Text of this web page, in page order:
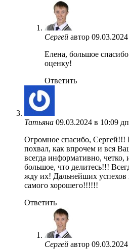
Сергей автор
Елена, большое
оценку!
Ответить
Татьяна 09.03.2024 в 10:09 дп
Огромное спасибо, Сергей!!!
похвал, как впрочем и вся
всегда информативно,
большое, что делитесь!!!
жду их! Дальнейших успехов
самого хорошего!!!!!!
Ответить
Сергей автор